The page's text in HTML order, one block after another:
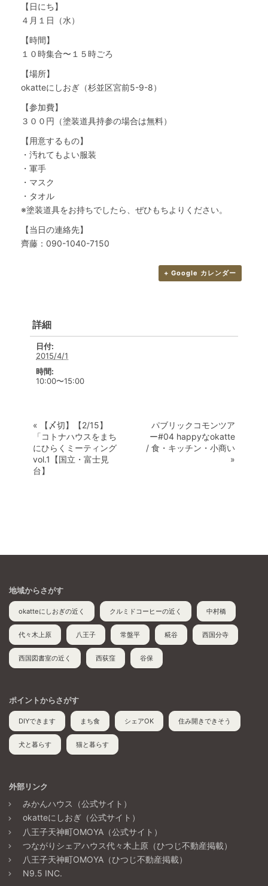
【日にち】
４月１日（水）
【時間】
１０時集合〜１５時ごろ
【場所】
okatteにしおぎ（杉並区宮前5-9-8）
【参加費】
３００円（塗装道具持参の場合は無料）
【用意するもの】
・汚れてもよい服装
・軍手
・マスク
・タオル
※塗装道具をお持ちでしたら、ぜひもちよりください。
【当日の連絡先】
齊藤：090-1040-7150
+ Google カレンダー
詳細
日付:
2015/4/1
時間:
10:00〜15:00
« 【〆切】【2/15】
「コトナハウスをまち
にひらくミーティング
vol.1【国立・富士見
台】
パブリックコモンツア
ー#04 happyなokatte
/ 食・キッチン・小商い
»
地域からさがす
okatteにしおぎの近く クルミドコーヒーの近く 中村橋
代々木上原 八王子 常盤平 糀谷 西国分寺
西国図書室の近く 西荻窪 谷保
ポイントからさがす
DIYできます まち食 シェアOK 住み開きできそう
犬と暮らす 猫と暮らす
外部リンク
みかんハウス（公式サイト）
okatteにしおぎ（公式サイト）
八王子天神町OMOYA（公式サイト）
つながりシェアハウス代々木上原（ひつじ不動産掲載）
八王子天神町OMOYA（ひつじ不動産掲載）
N9.5 INC.